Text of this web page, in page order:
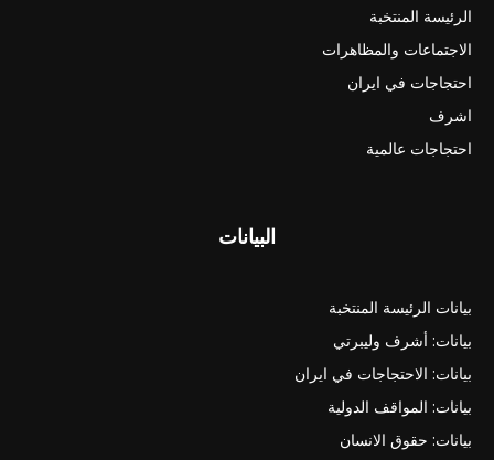
الرئيسة المنتخبة
الاجتماعات والمظاهرات
احتجاجات في ايران
اشرف
احتجاجات عالمية
البيانات
بيانات الرئيسة المنتخبة
بيانات: أشرف وليبرتي
بيانات: الاحتجاجات في ايران
بيانات: المواقف الدولية
بيانات: حقوق الانسان